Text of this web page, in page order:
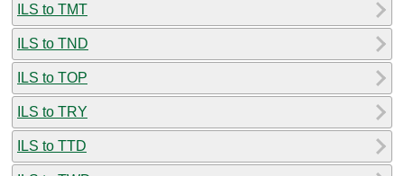
ILS to TMT
ILS to TND
ILS to TOP
ILS to TRY
ILS to TTD